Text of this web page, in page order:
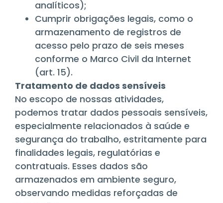
analíticos);
Cumprir obrigações legais, como o
armazenamento de registros de
acesso pelo prazo de seis meses
conforme o Marco Civil da Internet
(art. 15).
Tratamento de dados sensíveis
No escopo de nossas atividades,
podemos tratar dados pessoais sensíveis,
especialmente relacionados à saúde e
segurança do trabalho, estritamente para
finalidades legais, regulatórias e
contratuais. Esses dados são
armazenados em ambiente seguro,
observando medidas reforçadas de